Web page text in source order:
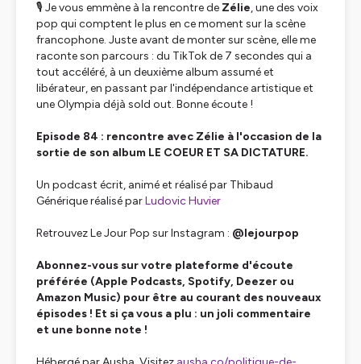
🎙️ Je vous emmène à la rencontre de Zélie, une des voix
pop qui comptent le plus en ce moment sur la scène
francophone. Juste avant de monter sur scène, elle me
raconte son parcours : du TikTok de 7 secondes qui a
tout accéléré, à un deuxième album assumé et
libérateur, en passant par l'indépendance artistique et
une Olympia déjà sold out. Bonne écoute !
Episode 84 : rencontre avec Zélie à l'occasion de la
sortie de son album LE COEUR ET SA DICTATURE.
Un podcast écrit, animé et réalisé par Thibaud
Générique réalisé parLudovic Huvier
Retrouvez Le Jour Pop sur Instagram : @lejourpop
Abonnez-vous sur votre plateforme d'écoute
préférée (Apple Podcasts, Spotify, Deezer ou
Amazon Music) pour être au courant des nouveaux
épisodes ! Et si ça vous a plu : un joli commentaire
et une bonne note !